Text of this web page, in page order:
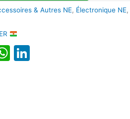
& Autres NE, Électronique NE,
WhatsApp